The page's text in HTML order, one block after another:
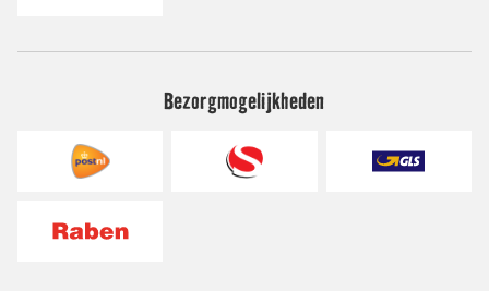
Bezorgmogelijkheden